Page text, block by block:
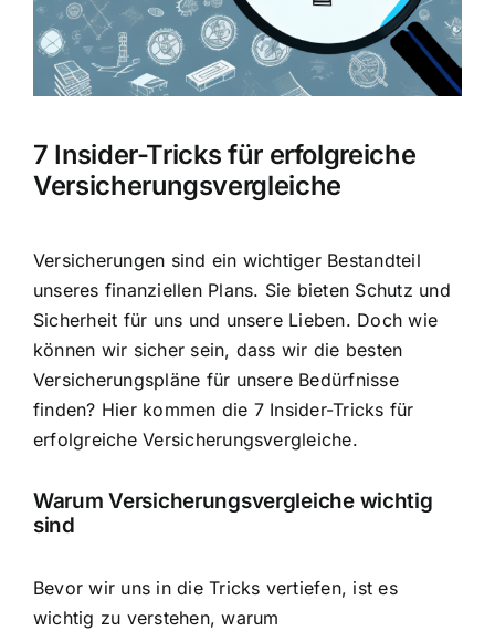
Hausratversicherung
Berufsunfähigkeitsversicherung
Weitere Tarifvergleiche
7 Insider-Tricks für erfolgreiche
Versicherungsvergleiche
Versicherungen sind ein wichtiger Bestandteil
unseres finanziellen Plans. Sie bieten Schutz und
Sicherheit für uns und unsere Lieben. Doch wie
können wir sicher sein, dass wir die besten
Versicherungspläne für unsere Bedürfnisse
finden? Hier kommen die 7 Insider-Tricks für
erfolgreiche Versicherungsvergleiche.
Warum Versicherungsvergleiche wichtig
sind
Bevor wir uns in die Tricks vertiefen, ist es
wichtig zu verstehen, warum